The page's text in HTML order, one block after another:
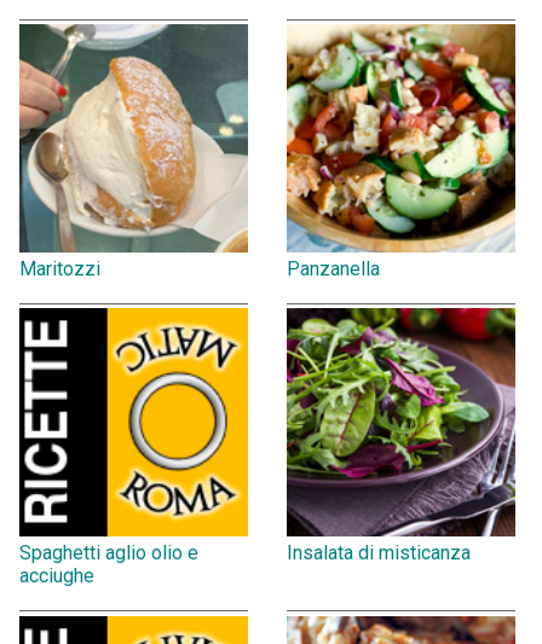
Maritozzi Panzanella
Spaghetti aglio olio e
acciughe
Insalata di misticanza